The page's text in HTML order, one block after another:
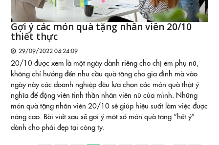
Gợi ý các món quà tặng nhân viên 20/10
thiết thực
29/09/2022 04:24:09
20/10 được xem là một ngày dành riêng cho chị em phụ nữ,
không chỉ hướng đến nhu cầu quà tặng cho gia đình mà vào
ngày này các doanh nghiệp đều lựa chọn các món quà thật ý
nghĩa để động viên tinh thần nhân viên nữ của mình. Những
món quà tặng nhân viên 20/10 sẽ giúp hiệu suất làm việc được
nâng cao. Bài viết sau sẽ gợi ý một số món quà tặng “hết ý”
dành cho phái đẹp tại công ty.